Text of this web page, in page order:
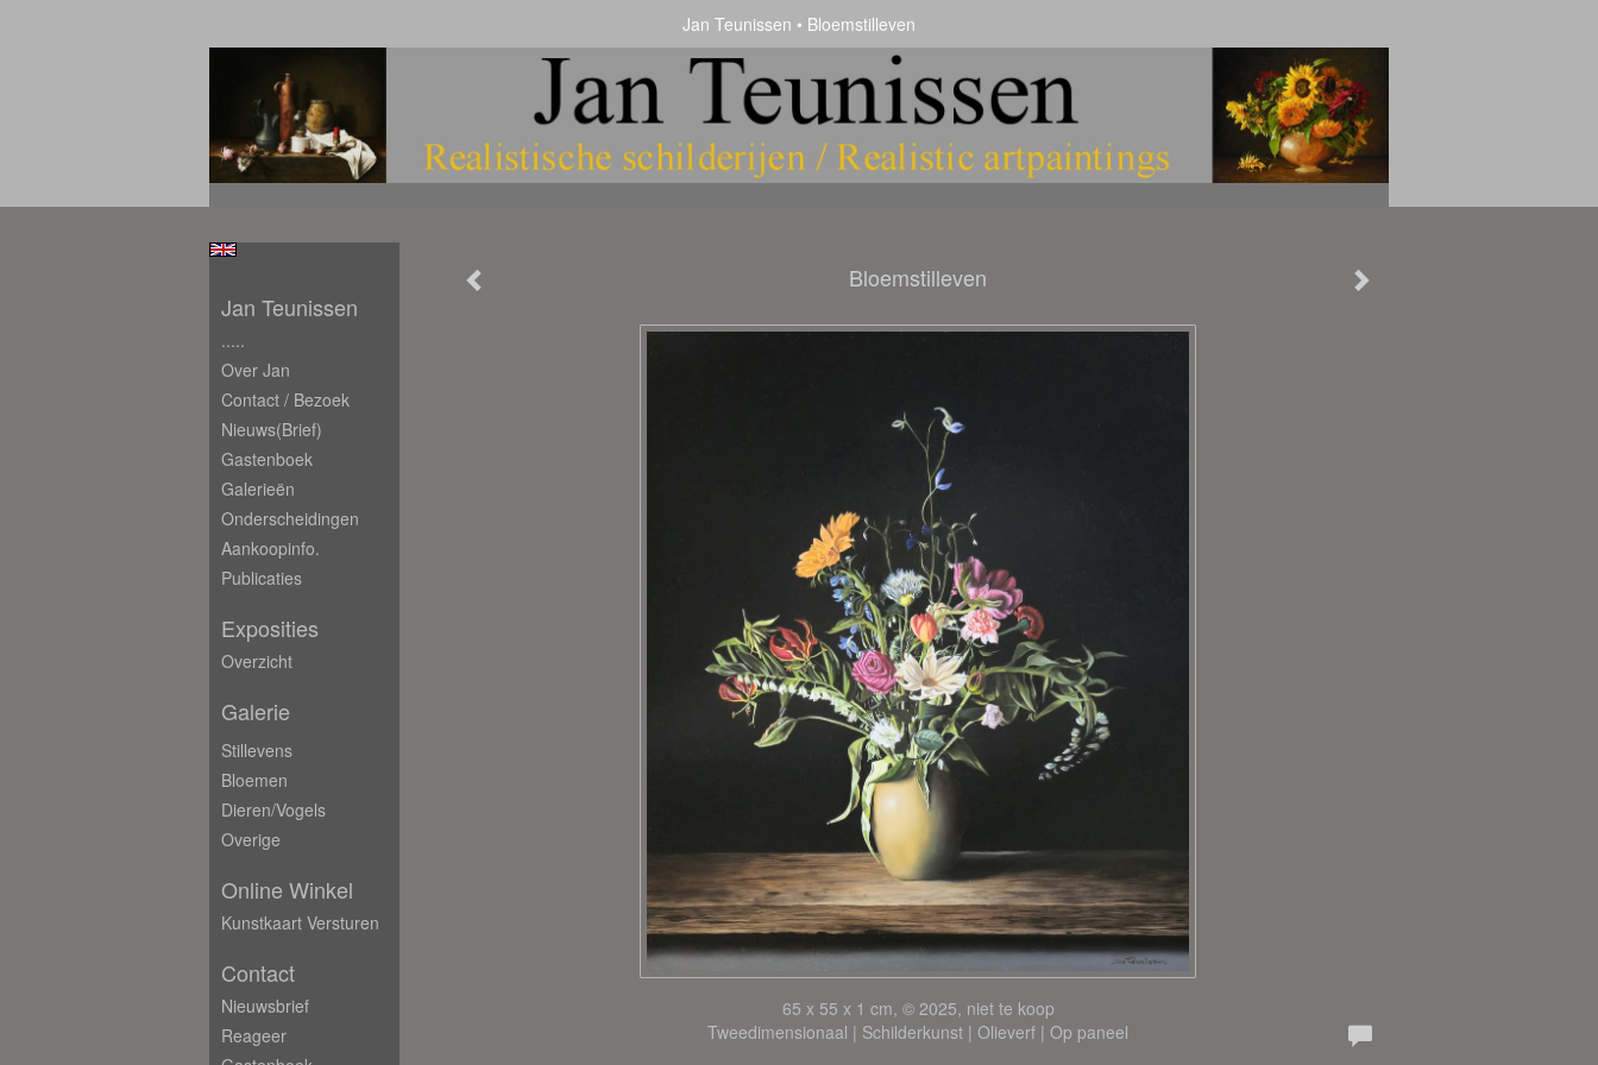
Jan Teunissen Bloemstilleven
Bloemstilleven
65 x 55 x 1 cm, © 2025, niet te koop
Tweedimensionaal | Schilderkunst | Olieverf | Op paneel
Jan Teunissen
.....
Over Jan
Contact / Bezoek
Nieuws(brief)
Gastenboek
Galerieën
Onderscheidingen
Aankoopinfo.
Publicaties
Exposities
Overzicht
Galerie
Stillevens
Bloemen
Dieren/Vogels
Overige
Online Winkel
Kunstkaart Versturen
Contact
Nieuwsbrief
Reageer